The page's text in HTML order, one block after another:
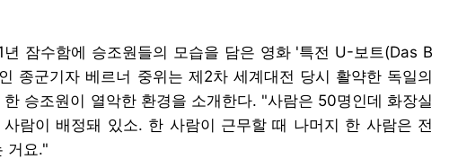
잠수함에 승조원들의 모습을 담은 영화 '특전 U-보트(Das B
종군기자 베르너 중위는 제2차 세계대전 당시 활약한 독일의
승조원이 열악한 환경을 소개한다. "사람은 50명인데 화장실
람이 배정돼 있소. 한 사람이 근무할 때 나머지 한 사람은 전
거요."